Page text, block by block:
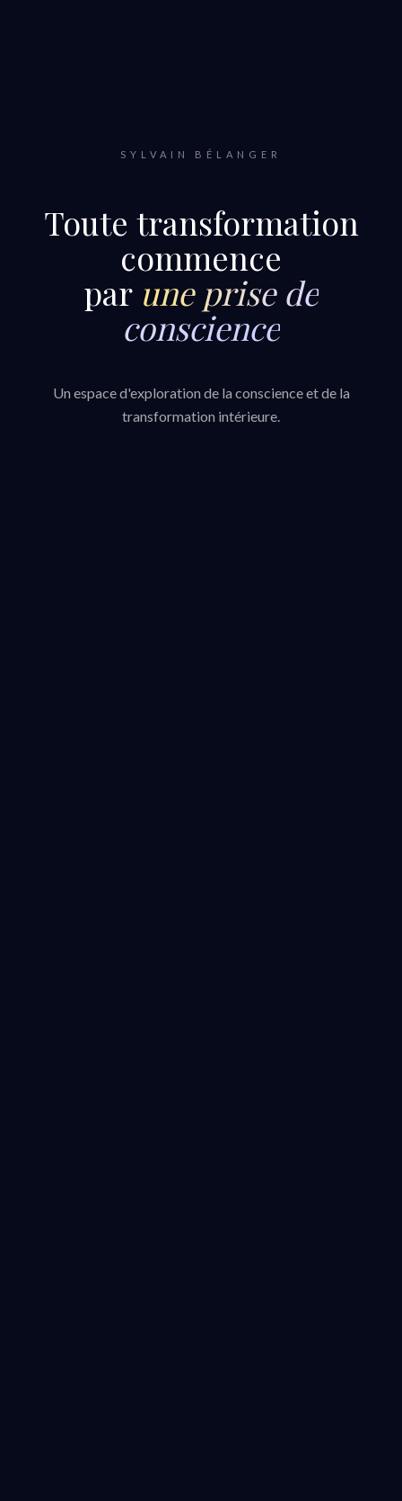
SYLVAIN BÉLANGER
Toute transformation
commence
par une prise de
conscience
Un espace d'exploration de la conscience et de la
transformation intérieure.